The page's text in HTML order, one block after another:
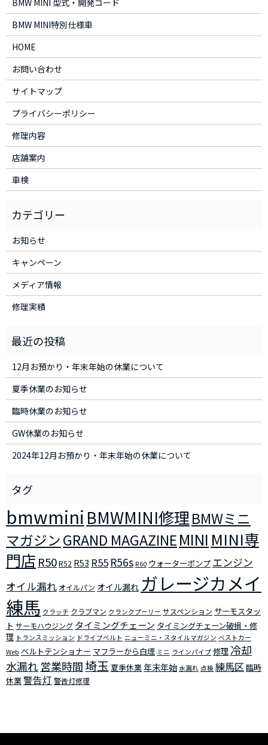
BMW MINI 型式・開発コード
BMW MINI特別仕様車
HOME
お問い合わせ
サイトマップ
プライバシーポリシー
修理内容
店舗案内
車検
お知らせ
キャンペーン
メディア情報
修理実績
12月お預かり・年末年始の休業について
夏季休業のお知らせ
臨時休業のお知らせ
GW休業のお知らせ
2024年12月お預かり・年末年始の休業について
bmwmini BMWMINI修理BMWミニ
マガジンGRAND MAGAZINEMINI MINI専
門店 R50R52 R53 R55 R56s R60 ウォーターポンプ エンジン
オイル漏れ オイルパン オイル漏れ ガレージカメイ
練馬 クラッチ クラブマン クランクプーリー サスペンション サーモスタッ
ト サーモハウジング タイミングチェーン タイミングチェーン破損・修
理 トランスミッション ドライブベルト ニューミニ・スタイルマガジン ベストカー
Web ベルトテンショナー マフラーから白煙 ミニ ラインパイプ 修理冷却
水漏れ営業時間埼玉 夏季休業年末年始 水漏れ 点検 練馬区臨時
休業警告灯 警告灯修理